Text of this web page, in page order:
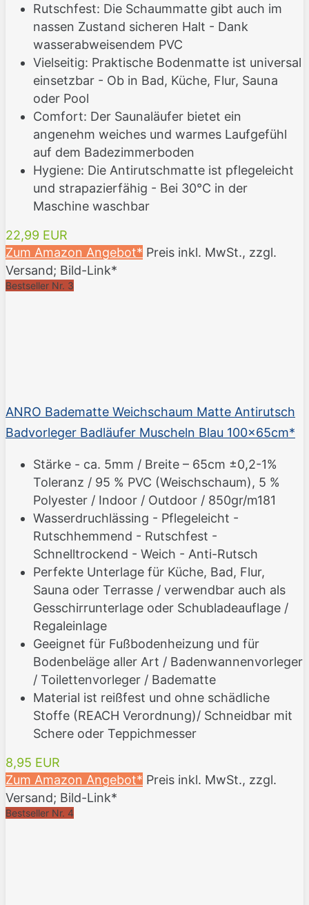
Rutschfest: Die Schaummatte gibt auch im
nassen Zustand sicheren Halt - Dank
wasserabweisendem PVC
Vielseitig: Praktische Bodenmatte ist universal
einsetzbar - Ob in Bad, Küche, Flur, Sauna
oder Pool
Comfort: Der Saunaläufer bietet ein
angenehm weiches und warmes Laufgefühl
auf dem Badezimmerboden
Hygiene: Die Antirutschmatte ist pflegeleicht
und strapazierfähig - Bei 30°C in der
Maschine waschbar
22,99 EUR
Zum Amazon Angebot* Preis inkl. MwSt., zzgl.
Versand; Bild-Link*
Bestseller Nr. 3
ANRO Badematte Weichschaum Matte Antirutsch
Badvorleger Badläufer Muscheln Blau 100x65cm*
Stärke - ca. 5mm / Breite – 65cm ±0,2-1%
Toleranz / 95 % PVC (Weischschaum), 5 %
Polyester / Indoor / Outdoor / 850gr/m181
Wasserdruchlässing - Pflegeleicht -
Rutschhemmend - Rutschfest -
Schnelltrockend - Weich - Anti-Rutsch
Perfekte Unterlage für Küche, Bad, Flur,
Sauna oder Terrasse / verwendbar auch als
Gesschirrunterlage oder Schubladeauflage /
Regaleinlage
Geeignet für Fußbodenheizung und für
Bodenbeläge aller Art / Badenwannenvorleger
/ Toilettenvorleger / Badematte
Material ist reißfest und ohne schädliche
Stoffe (REACH Verordnung)/ Schneidbar mit
Schere oder Teppichmesser
8,95 EUR
Zum Amazon Angebot* Preis inkl. MwSt., zzgl.
Versand; Bild-Link*
Bestseller Nr. 4